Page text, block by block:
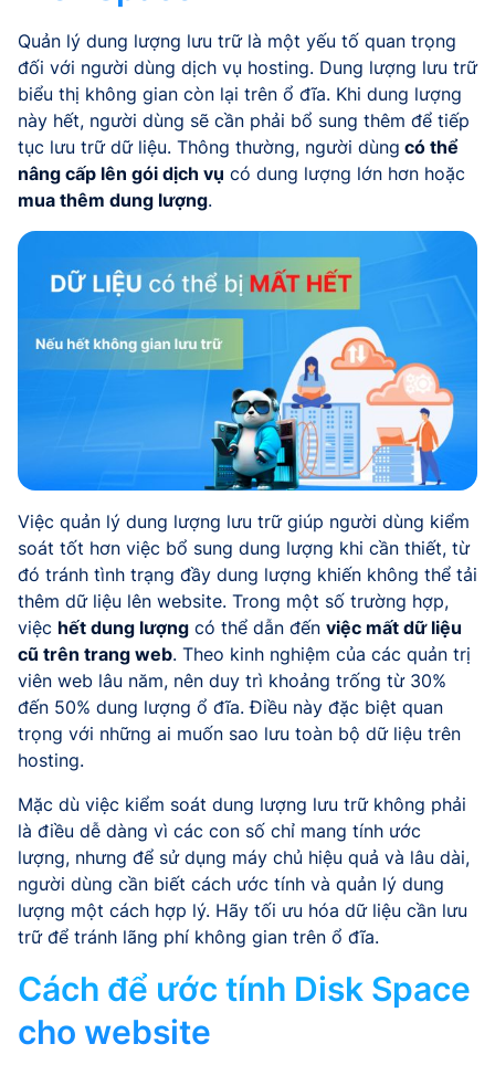
Quản lý dung lượng lưu trữ là một yếu tố quan trọng
đối với người dùng dịch vụ hosting. Dung lượng lưu trữ
biểu thị không gian còn lại trên ổ đĩa. Khi dung lượng
này hết, người dùng sẽ cần phải bổ sung thêm để tiếp
tục lưu trữ dữ liệu. Thông thường, người dùng có thể
nâng cấp lên gói dịch vụ có dung lượng lớn hơn hoặc
mua thêm dung lượng.
Việc quản lý dung lượng lưu trữ giúp người dùng kiểm
soát tốt hơn việc bổ sung dung lượng khi cần thiết, từ
đó tránh tình trạng đầy dung lượng khiến không thể tải
thêm dữ liệu lên website. Trong một số trường hợp,
việc hết dung lượng có thể dẫn đến việc mất dữ liệu
cũ trên trang web. Theo kinh nghiệm của các quản trị
viên web lâu năm, nên duy trì khoảng trống từ 30%
đến 50% dung lượng ổ đĩa. Điều này đặc biệt quan
trọng với những ai muốn sao lưu toàn bộ dữ liệu trên
hosting.
Mặc dù việc kiểm soát dung lượng lưu trữ không phải
là điều dễ dàng vì các con số chỉ mang tính ước
lượng, nhưng để sử dụng máy chủ hiệu quả và lâu dài,
người dùng cần biết cách ước tính và quản lý dung
lượng một cách hợp lý. Hãy tối ưu hóa dữ liệu cần lưu
trữ để tránh lãng phí không gian trên ổ đĩa.
Cách để ước tính Disk Space
cho website